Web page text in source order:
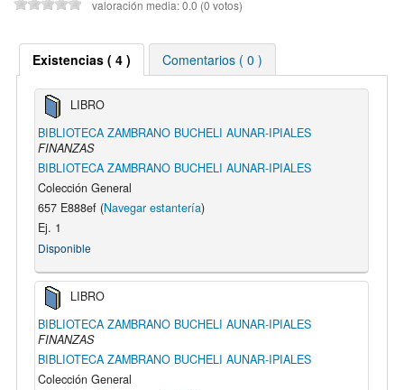
valoración media: 0.0 (0 votos)
Existencias ( 4 ) Comentarios ( 0 )
LIBRO
BIBLIOTECA ZAMBRANO BUCHELI AUNAR-IPIALES
FINANZAS
BIBLIOTECA ZAMBRANO BUCHELI AUNAR-IPIALES
Colección General
657 E888ef (Navegar estantería)
Ej. 1
Disponible
LIBRO
BIBLIOTECA ZAMBRANO BUCHELI AUNAR-IPIALES
FINANZAS
BIBLIOTECA ZAMBRANO BUCHELI AUNAR-IPIALES
Colección General